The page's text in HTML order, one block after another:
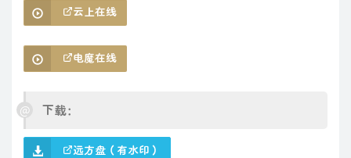
云上在线
电魔在线
下载：
远方盘（有水印）